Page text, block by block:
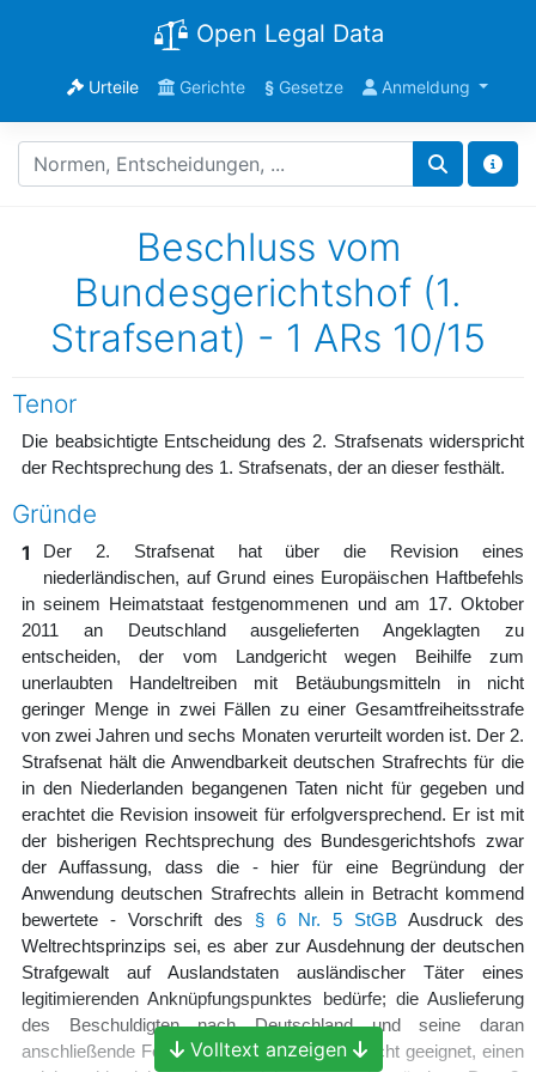
Open Legal Data
Urteile Gerichte §Gesetze Anmeldung
Beschluss vom
Bundesgerichtshof (1.
Strafsenat) - 1 ARs 10/15
Tenor
Die beabsichtigte Entscheidung des 2. Strafsenats widerspricht
der Rechtsprechung des 1. Strafsenats, der an dieser festhält.
Gründe
1
Der 2. Strafsenat hat über die Revision eines
niederländischen, auf Grund eines Europäischen Haftbefehls
in seinem Heimatstaat festgenommenen und am 17. Oktober
2011 an Deutschland ausgelieferten Angeklagten zu
entscheiden, der vom Landgericht wegen Beihilfe zum
unerlaubten Handeltreiben mit Betäubungsmitteln in nicht
geringer Menge in zwei Fällen zu einer Gesamtfreiheitsstrafe
von zwei Jahren und sechs Monaten verurteilt worden ist. Der 2.
Strafsenat hält die Anwendbarkeit deutschen Strafrechts für die
in den Niederlanden begangenen Taten nicht für gegeben und
erachtet die Revision insoweit für erfolgversprechend. Er ist mit
der bisherigen Rechtsprechung des Bundesgerichtshofs zwar
der Auffassung, dass die - hier für eine Begründung der
Anwendung deutschen Strafrechts allein in Betracht kommend
bewertete - Vorschrift des § 6 Nr. 5 StGB Ausdruck des
Weltrechtsprinzips sei, es aber zur Ausdehnung der deutschen
Strafgewalt auf Auslandstaten ausländischer Täter eines
legitimierenden Anknüpfungspunktes bedürfe; die Auslieferung
des Beschuldigten nach Deutschland und seine daran
anschließende Festnahme im Inland seien nicht geeignet, einen
Volltext anzeigen